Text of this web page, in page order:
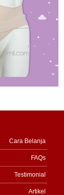
Cara Belanja
FAQs
Testimonial
Artikel